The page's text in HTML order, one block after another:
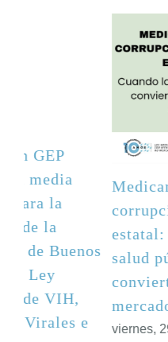
Fundación GEP
celebra la media
sanción para la
adhesión de la
Provincia de
Aires a la Ley
Nacional de VIH,
Hepatitis Virales e